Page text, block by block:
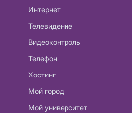
Интернет
Телевидение
Видеоконтроль
Телефон
Хостинг
Мой город
Мой университет